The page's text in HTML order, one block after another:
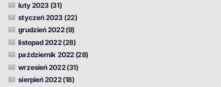
luty 2023 (31)
styczeń 2023 (22)
grudzień 2022(9)
listopad 2022(28)
październik 2022(28)
wrzesień 2022(31)
sierpień 2022(18)